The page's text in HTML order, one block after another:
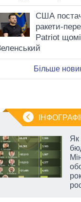
США
ракети-
Patriot
Більше
Як